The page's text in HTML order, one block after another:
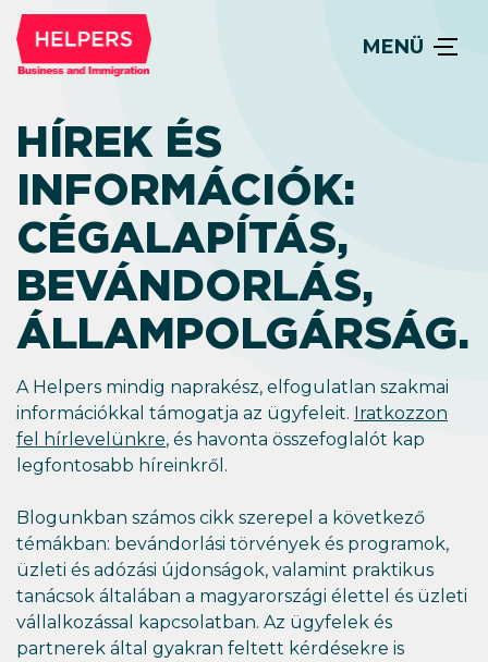
MENÜ
HÍREK ÉS
INFORMÁCIÓK:
CÉGALAPÍTÁS,
BEVÁNDORLÁS,
ÁLLAM­POLGÁRSÁG.
A Helpers mindig naprakész, elfogulatlan szakmai
információkkal támogatja az ügyfeleit. Iratkozzon
fel hírlevelünkre, és havonta összefoglalót kap
legfontosabb híreinkről.
Blogunkban számos cikk szerepel a következő
témákban: bevándorlási törvények és programok,
üzleti és adózási újdonságok, valamint praktikus
tanácsok általában a magyarországi élettel és üzleti
vállalkozással kapcsolatban. Az ügyfelek és
partnerek által gyakran feltett kérdésekre is